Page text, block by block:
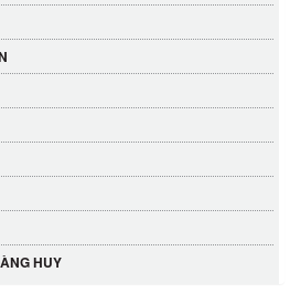
HUY
Cần Tây Đà Lạt
40.000 VND
HỦ Tương xí muội LKK 260g